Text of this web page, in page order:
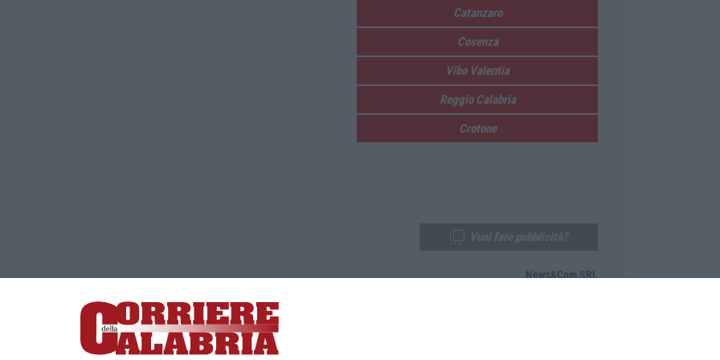
Catanzaro
Cosenza
Vibo Valentia
Reggio Calabria
Crotone
Lamezia Terme (CZ)
responsabile Paola Militano |Privacy
News&Com SRL